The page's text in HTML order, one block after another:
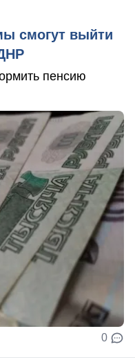
смогут выйти
пенсию
0